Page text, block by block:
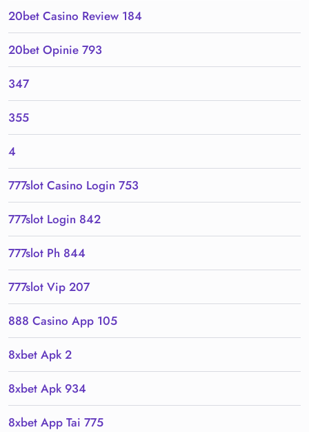
20bet Casino Review 184
20bet Opinie 793
347
355
4
777slot Casino Login 753
777slot Login 842
777slot Ph 844
777slot Vip 207
888 Casino App 105
8xbet Apk 2
8xbet Apk 934
8xbet App Tai 775